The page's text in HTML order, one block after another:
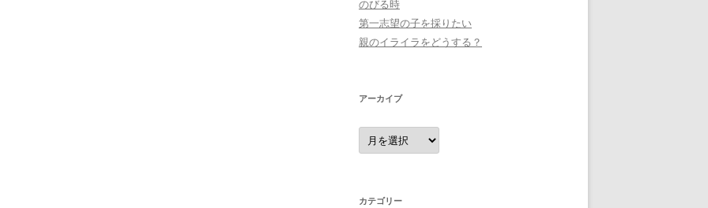
のびる時
第一志望の子を採りたい
親のイライラをどうする？
アーカイブ
ア
ー
カ
カテゴリー